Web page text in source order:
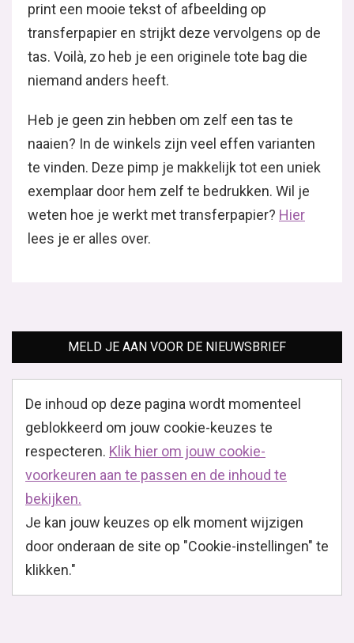
print een mooie tekst of afbeelding op
transferpapier en strijkt deze vervolgens op de
tas. Voilà, zo heb je een originele tote bag die
niemand anders heeft.
Heb je geen zin hebben om zelf een tas te
naaien? In de winkels zijn veel effen varianten
te vinden. Deze pimp je makkelijk tot een uniek
exemplaar door hem zelf te bedrukken. Wil je
weten hoe je werkt met transferpapier? Hier
lees je er alles over.
MELD JE AAN VOOR DE NIEUWSBRIEF
De inhoud op deze pagina wordt momenteel
geblokkeerd om jouw cookie-keuzes te
respecteren. Klik hier om jouw cookie-
voorkeuren aan te passen en de inhoud te
bekijken.
Je kan jouw keuzes op elk moment wijzigen
door onderaan de site op "Cookie-instellingen" te
klikken."